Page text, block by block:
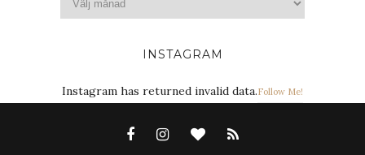
INSTAGRAM
Instagram has returned invalid data.Follow Me!